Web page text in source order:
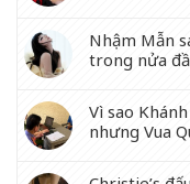
Nhậm Mẫn
trong nửa
Vì sao
nhưng Vua